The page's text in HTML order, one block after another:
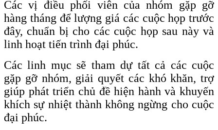
Các vị điều phối viên của nhóm gặp gỡ
hàng tháng để lượng giá các cuộc họp trước
đây, chuẩn bị cho các cuộc họp sau này và
linh hoạt tiến trình đại phúc.
Các linh mục sẽ tham dự tất cả các cuộc
gặp gỡ nhóm, giải quyết các khó khăn, trợ
giúp phát triển chủ đề hiện hành và khuyến
khích sự nhiệt thành không ngừng cho cuộc
đại phúc.